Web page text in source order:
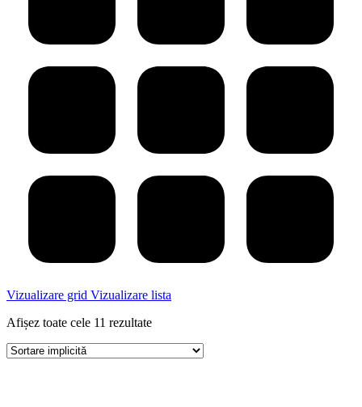
Vizualizare grid Vizualizare lista
Afișez toate cele 11 rezultate